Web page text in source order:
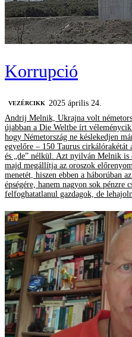
Korrupció
VEZÉRCIKK
2025 április 24.
Andrij Melnik, Ukrajna volt
újabban a Die Weltbe írt
hogy Németország ne késlekedjen
egyelőre – 150 Taurus cirkálórakétát
és „de” nélkül. Azt nyilván Melnik is
majd megállítja az oroszok
menetét, hiszen ebben a háborúban
épségére, hanem nagyon sok pénzre
felfoghatatlanul gazdagok, de